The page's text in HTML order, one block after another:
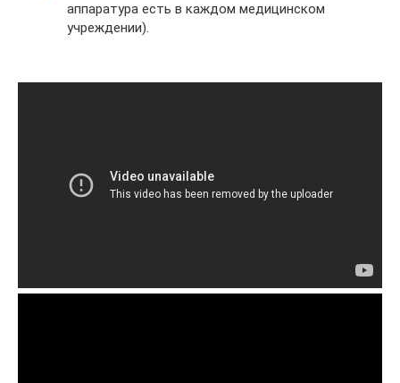
аппаратура есть в каждом медицинском
учреждении).